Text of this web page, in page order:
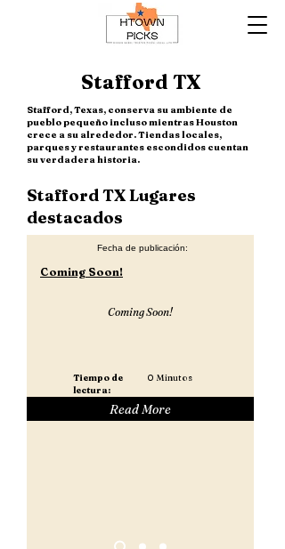
Stafford TX
Stafford, Texas, conserva su ambiente de
pueblo pequeño incluso mientras Houston
crece a su alrededor. Tiendas locales,
parques y restaurantes escondidos cuentan
su verdadera historia.
Stafford TX Lugares
destacados
Fecha de publicación:
Coming Soon!
Coming Soon!
Tiempo de
lectura:
0 Minutos
Read More